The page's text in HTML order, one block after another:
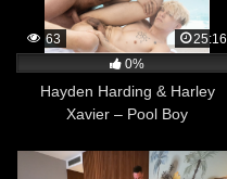
63
25:16
0%
Hayden Harding & Harley
Xavier – Pool Boy